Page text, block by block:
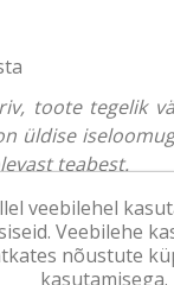
toote tegelik
üldise
teabest.
Tooteinfo:
veebilehel
Veebilehe
nõustute
kasutamisega.